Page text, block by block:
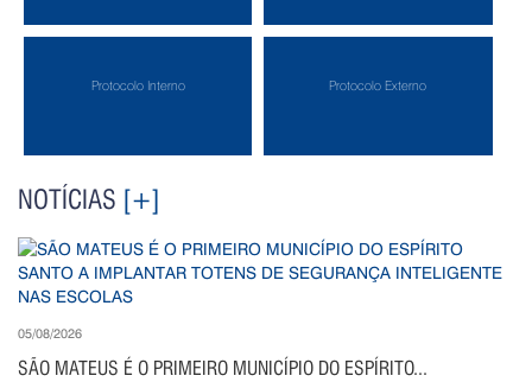
Protocolo Interno Protocolo Externo
NOTÍCIAS [+]
05/08/2026
SÃO MATEUS É O PRIMEIRO MUNICÍPIO DO ESPÍRITO...